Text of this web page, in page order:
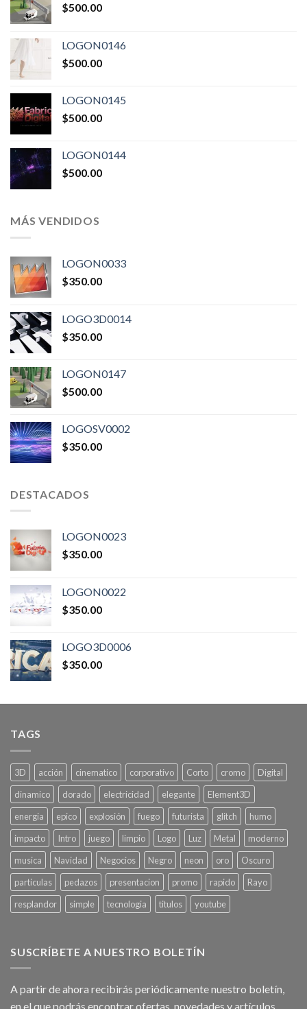
$500.00
LOGON0146
$500.00
LOGON0145
$500.00
LOGON0144
$500.00
MÁS VENDIDOS
LOGON0033
$350.00
LOGO3D0014
$350.00
LOGON0147
$500.00
LOGOSV0002
$350.00
DESTACADOS
LOGON0023
$350.00
LOGON0022
$350.00
LOGO3D0006
$350.00
TAGS
3D acción cinematico corporativo Corto cromo
Digital
dinamico
dorado electricidad elegante
Element3D
energia
epico explosión fuego futurista glitch
humo
impacto
Intro juego limpio Logo Luz Metal
moderno
musica
Navidad Negocios Negro neon oro
Oscuro
particulas
pedazos presentacion promo rapido
Rayo
resplandor
simple tecnologia titulos youtube
SUSCRÍBETE A NUESTRO BOLETÍN
A partir de ahora recibirás periódicamente nuestro boletín,
en el que podrás encontrar ofertas, novedades y artículos